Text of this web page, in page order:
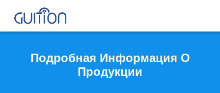
Подробная Информация О
Продукции